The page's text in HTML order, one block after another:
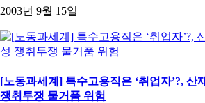
2003년 9월 15일
[노동과세계] 특수고용직은 ‘취업자’?, 산
쟁취투쟁 물거품 위험